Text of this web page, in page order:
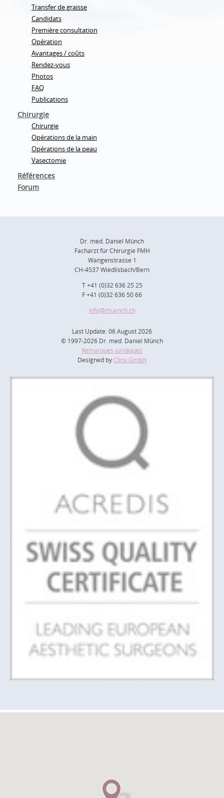
Transfer de graisse
Candidats
Première consultation
Opération
Avantages / coûts
Rendez-vous
Photos
FAQ
Publications
Chirurgie
Chirurgie
Opérations de la main
Opérations de la peau
Vasectomie
Références
Forum
Dr. med. Daniel Münch
Facharzt für Chirurgie FMH
Wangenstrasse 1
CH-4537 Wiedlisbach/Bern
T +41 (0)32 636 25 25
F +41 (0)32 636 50 66
info@muench.ch
Last Update: 06 August 2026
© 1997-2026 Dr. med. Daniel Münch
Remarques juridiques
Designed by Clinx GmbH